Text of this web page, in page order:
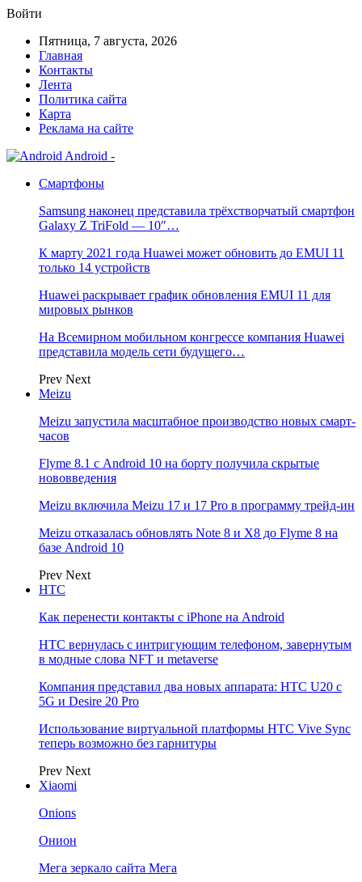
Войти
Пятница, 7 августа, 2026
Главная
Контакты
Лента
Политика сайта
Карта
Реклама на сайте
Android -
Смартфоны
Samsung наконец представила трёхстворчатый смартфон
Galaxy Z TriFold — 10″…
К марту 2021 года Huawei может обновить до EMUI 11
только 14 устройств
Huawei раскрывает график обновления EMUI 11 для
мировых рынков
На Всемирном мобильном конгрессе компания Huawei
представила модель сети будущего…
Prev Next
Meizu
Meizu запустила масштабное производство новых смарт-
часов
Flyme 8.1 с Android 10 на борту получила скрытые
нововведения
Meizu включила Meizu 17 и 17 Pro в программу трейд-ин
Meizu отказалась обновлять Note 8 и X8 до Flyme 8 на
базе Android 10
Prev Next
НТС
Как перенести контакты с iPhone на Android
HTC вернулась с интригующим телефоном, завернутым
в модные слова NFT и metaverse
Компания представил два новых аппарата: HTC U20 с
5G и Desire 20 Pro
Использование виртуальной платформы HTC Vive Sync
теперь возможно без гарнитуры
Prev Next
Xiaomi
Onions
Онион
Мега зеркало сайта Мега